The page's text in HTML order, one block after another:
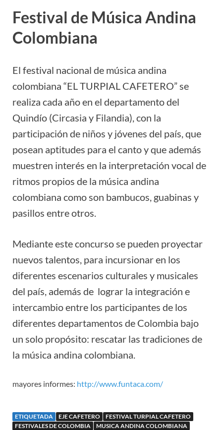
Festival de Música Andina
Colombiana
El festival nacional de música andina
colombiana “EL TURPIAL CAFETERO” se
realiza cada año en el departamento del
Quindío (Circasia y Filandia), con la
participación de niños y jóvenes del país, que
posean aptitudes para el canto y que además
muestren interés en la interpretación vocal de
ritmos propios de la música andina
colombiana como son bambucos, guabinas y
pasillos entre otros.
Mediante este concurso se pueden proyectar
nuevos talentos, para incursionar en los
diferentes escenarios culturales y musicales
del país, además de lograr la integración e
intercambio entre los participantes de los
diferentes departamentos de Colombia bajo
un solo propósito: rescatar las tradiciones de
la música andina colombiana.
mayores informes: http://www.funtaca.com/
ETIQUETADA EJE CAFETERO
FESTIVAL TURPIAL CAFETERO
FESTIVALES DE COLOMBIA
MUSICA ANDINA COLOMBIANA